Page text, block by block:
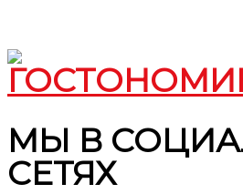
МЫ В
СЕТЯХ